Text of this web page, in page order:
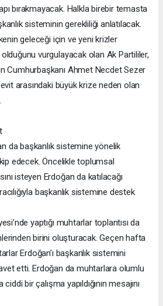
bırakmayacak. Halkla birebir temasta
sisteminin gerekliliği anlatılacak.
geleceği için ve yeni krizler
vurgulayacak olan Ak Partililer,
Cumhurbaşkanı Ahmet Necdet Sezer
arasındaki büyük krize neden olan
da başkanlık sistemine yönelik
edecek. Öncelikle toplumsal
isteyen Erdoğan da katılacağı
başkanlık sistemine destek
yaptığı muhtarlar toplantısı da
birini oluşturacak. Geçen hafta
Erdoğan’ı başkanlık sistemini
etti. Erdoğan da muhtarlara olumlu
bir çalışma yapıldığının mesajını